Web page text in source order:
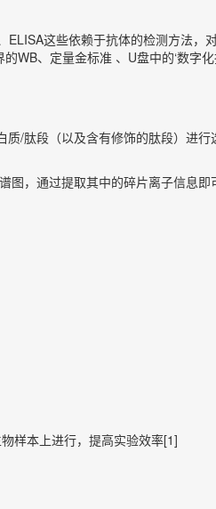
这些依赖于抗体的检测方法，
、定量金标准 、U盘中的‘数字化
/肽段（以及含有修饰的肽段）进
，通过提取其中的碎片离子信息即
样本上进行，提高实验效率[1]